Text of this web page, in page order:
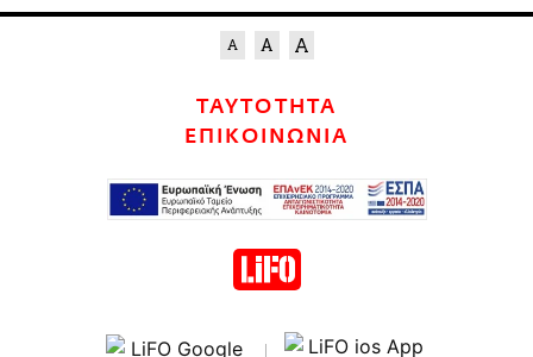
ΤΑΥΤΟΤΗΤΑ
ΕΠΙΚΟΙΝΩΝΙΑ